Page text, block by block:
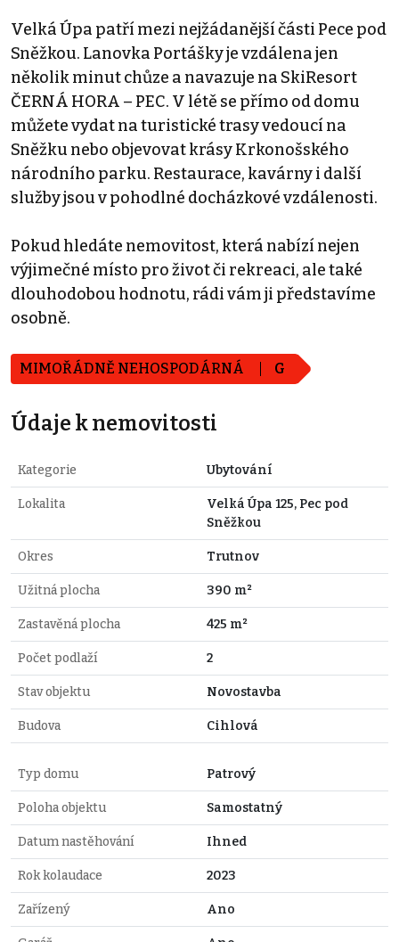
Velká Úpa patří mezi nejžádanější části Pece pod
Sněžkou. Lanovka Portášky je vzdálena jen
několik minut chůze a navazuje na SkiResort
ČERNÁ HORA – PEC. V létě se přímo od domu
můžete vydat na turistické trasy vedoucí na
Sněžku nebo objevovat krásy Krkonošského
národního parku. Restaurace, kavárny i další
služby jsou v pohodlné docházkové vzdálenosti.
Pokud hledáte nemovitost, která nabízí nejen
výjimečné místo pro život či rekreaci, ale také
dlouhodobou hodnotu, rádi vám ji představíme
osobně.
MIMOŘÁDNĚ NEHOSPODÁRNÁ G
Údaje k nemovitosti
Kategorie Ubytování
Lokalita
Velká Úpa 125, Pec pod
Sněžkou
Okres Trutnov
Užitná plocha 390 m²
Zastavěná plocha 425 m²
Počet podlaží 2
Stav objektu Novostavba
Budova Cihlová
Typ domu Patrový
Poloha objektu Samostatný
Datum nastěhování Ihned
Rok kolaudace 2023
Zařízený Ano